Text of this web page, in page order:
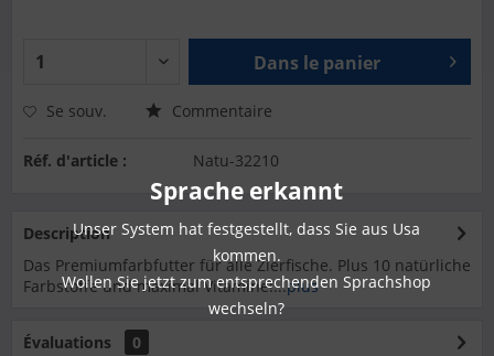
Dans le panier
Se souv. Commentaire
Réf. d'article : Natu-32210
Description
Das Premiumfarbfutter für alle Zierfische. Plus 10 natürliche
Farbstoffe und maximal Vitamine!...plus
Évaluations
0
Sprache erkannt
Unser System hat festgestellt, dass Sie aus Usa
kommen.
Wollen Sie jetzt zum entsprechenden Sprachshop
wechseln?